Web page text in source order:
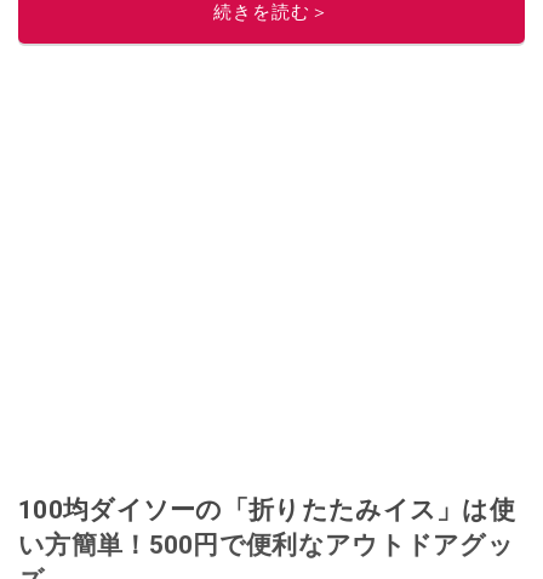
続きを読む＞
100均ダイソーの「折りたたみイス」は使
い方簡単！500円で便利なアウトドアグッ